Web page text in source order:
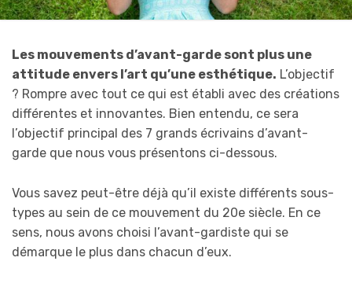
Les mouvements d’avant-garde sont plus une
attitude envers l’art qu’une esthétique. L’objectif
? Rompre avec tout ce qui est établi avec des créations
différentes et innovantes. Bien entendu, ce sera
l’objectif principal des 7 grands écrivains d’avant-
garde que nous vous présentons ci-dessous.
Vous savez peut-être déjà qu’il existe différents sous-
types au sein de ce mouvement du 20e siècle. En ce
sens, nous avons choisi l’avant-gardiste qui se
démarque le plus dans chacun d’eux.